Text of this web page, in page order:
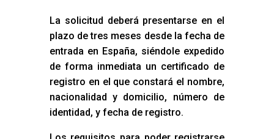
La solicitud deberá presentarse en el
plazo de tres meses desde la fecha de
entrada en España, siéndole expedido
de forma inmediata un certificado de
registro en el que constará el nombre,
nacionalidad y domicilio, número de
identidad, y fecha de registro.